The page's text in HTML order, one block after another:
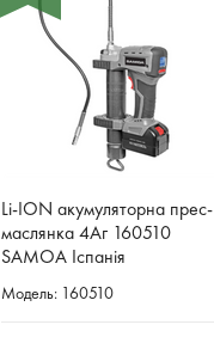
Li-ION акумуляторна прес-
маслянка 4Аг 160510
SAMOA Іспанія
Модель: 160510
Li-ION акумуляторна прес-
маслянка 4Аг 160510
SAMOA Іспанія
Модель: 160510